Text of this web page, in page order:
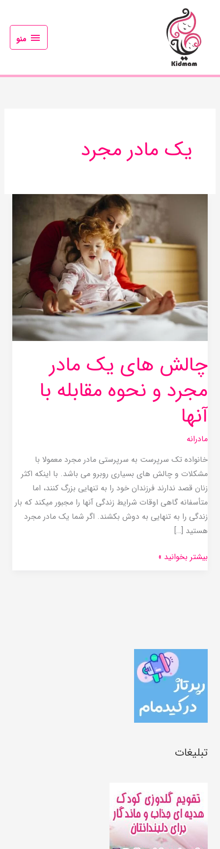
منو
یک مادر مجرد
چالش های یک مادر
مجرد و نحوه مقابله با
آنها
مادرانه
خانواده تک سرپرست به سرپرستی مادر مجرد معمولا با
مشکلات و چالش های بسیاری روبرو می باشد. با اینکه اکثر
زنان قصد ندارند فرزندان خود را به تنهایی بزرگ کنند، اما
متأسفانه گاهی اوقات شرایط زندگی آنها را مجبور میکند که بار
زندگی را به تنهایی به دوش بکشند. اگر شما یک مادر مجرد
هستید […]
مادر
مقابله
با
آنها
بیشتر بخوانید »
تبلیغات